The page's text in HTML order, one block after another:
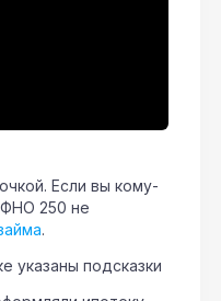
Если вы кому-
250 не
.
указаны подсказки